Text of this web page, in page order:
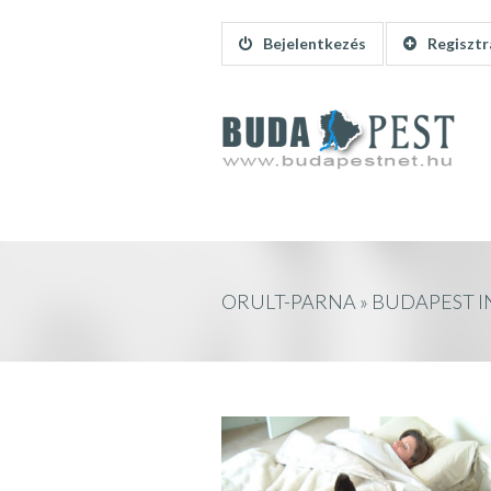
Bejelentkezés
ORULT-PARNA » BUDAPEST